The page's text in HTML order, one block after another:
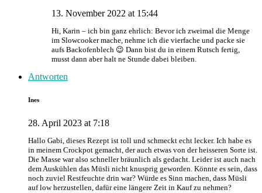
13. November 2022 at 15:44
Hi, Karin – ich bin ganz ehrlich: Bevor ich zweimal die Menge
im Slowcooker mache, nehme ich die vierfache und packe sie
aufs Backofenblech 😉 Dann bist du in einem Rutsch fertig,
musst dann aber halt ne Stunde dabei bleiben.
Antworten
Ines
28. April 2023 at 7:18
Hallo Gabi, dieses Rezept ist toll und schmeckt echt lecker. Ich habe es
in meinem Crockpot gemacht, der auch etwas von der heisseren Sorte ist.
Die Masse war also schneller bräunlich als gedacht. Leider ist auch nach
dem Auskühlen das Müsli nicht knusprig geworden. Könnte es sein, dass
noch zuviel Restfeuchte drin war? Würde es Sinn machen, dass Müsli
auf low herzustellen, dafür eine längere Zeit in Kauf zu nehmen?